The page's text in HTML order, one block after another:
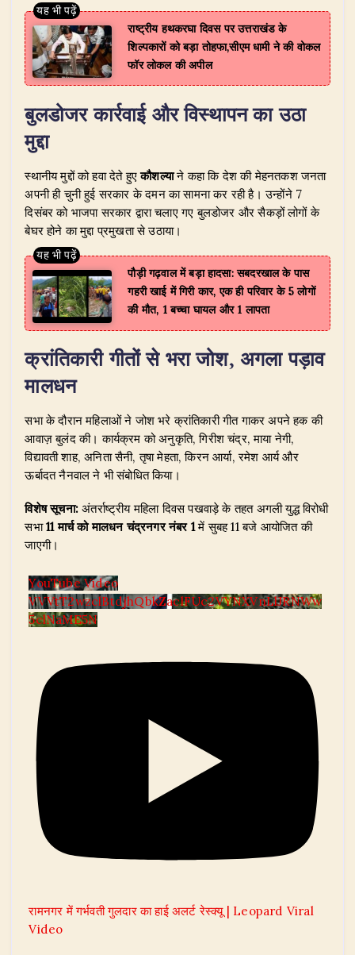
राष्ट्रीय हथकरघा दिवस पर उत्तराखंड के
शिल्पकारों को बड़ा तोहफा,सीएम धामी ने की वोकल
फॉर लोकल की अपील
बुलडोजर कार्रवाई और विस्थापन का उठा
मुद्दा
​स्थानीय मुद्दों को हवा देते हुएकौशल्याने कहा कि देश की मेहनतकश जनता
अपनी ही चुनी हुई सरकार के दमन का सामना कर रही है। उन्होंने 7
दिसंबर को भाजपा सरकार द्वारा चलाए गए बुलडोजर और सैकड़ों लोगों के
बेघर होने का मुद्दा प्रमुखता से उठाया।
पौड़ी गढ़वाल में बड़ा हादसा: सबदरखाल के पास
गहरी खाई में गिरी कार, एक ही परिवार के 5 लोगों
की मौत, 1 बच्चा घायल और 1 लापता
क्रांतिकारी गीतों से भरा जोश, अगला पड़ाव
मालधन
​सभा के दौरान महिलाओं ने जोश भरे क्रांतिकारी गीत गाकर अपने हक की
आवाज़ बुलंद की। कार्यक्रम को अनुकृति, गिरीश चंद्र, माया नेगी,
विद्यावती शाह, अनिता सैनी, तृषा मेहता, किरन आर्या, रमेश आर्य और
ऊर्बादत नैनवाल ने भी संबोधित किया।
विशेष सूचना: अंतर्राष्ट्रीय महिला दिवस पखवाड़े के तहत अगली युद्ध विरोधी
सभा11 मार्च को मालधन चंद्रनगर नंबर 1में सुबह 11 बजे आयोजित की
जाएगी।
YouTube Video
VVVtT2wzclBtdjhQbkZaclFUc2VYNXVnLlJRNWw
5clNaME5N
रामनगर में गर्भवती गुलदार का हाई अलर्ट रेस्क्यू | Leopard Viral
Video